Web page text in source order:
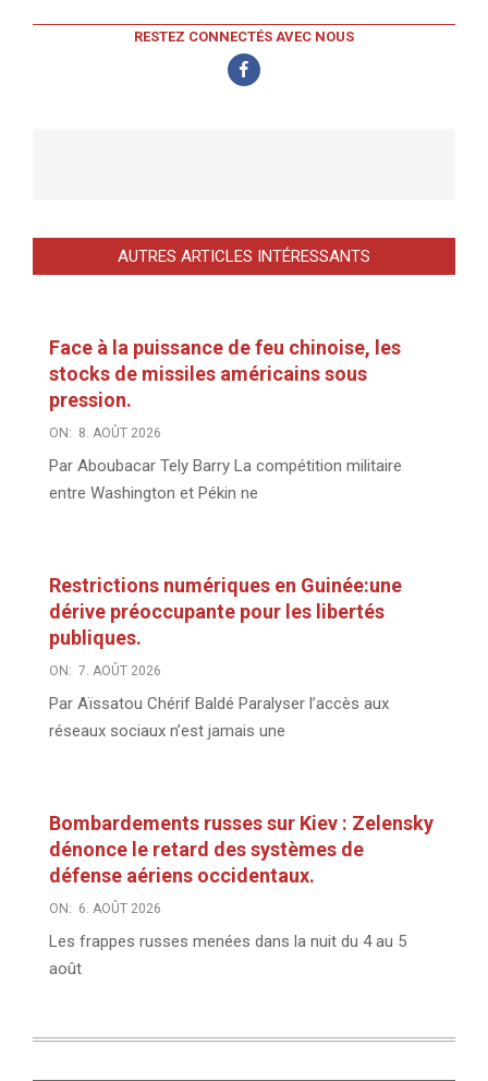
RESTEZ CONNECTÉS AVEC NOUS
AUTRES ARTICLES INTÉRESSANTS
Face à la puissance de feu chinoise, les
stocks de missiles américains sous
pression.
ON: 8. AOÛT 2026
Par Aboubacar Tely Barry La compétition militaire
entre Washington et Pékin ne
Restrictions numériques en Guinée:une
dérive préoccupante pour les libertés
publiques.
ON: 7. AOÛT 2026
Par Aïssatou Chérif Baldé Paralyser l’accès aux
réseaux sociaux n’est jamais une
Bombardements russes sur Kiev : Zelensky
dénonce le retard des systèmes de
défense aériens occidentaux.
ON: 6. AOÛT 2026
Les frappes russes menées dans la nuit du 4 au 5
août